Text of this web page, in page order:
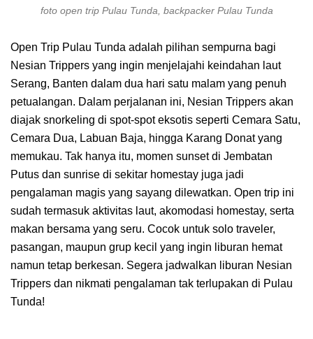
foto open trip Pulau Tunda, backpacker Pulau Tunda
Open Trip Pulau Tunda adalah pilihan sempurna bagi
Nesian Trippers yang ingin menjelajahi keindahan laut
Serang, Banten dalam dua hari satu malam yang penuh
petualangan. Dalam perjalanan ini, Nesian Trippers akan
diajak snorkeling di spot-spot eksotis seperti Cemara Satu,
Cemara Dua, Labuan Baja, hingga Karang Donat yang
memukau. Tak hanya itu, momen sunset di Jembatan
Putus dan sunrise di sekitar homestay juga jadi
pengalaman magis yang sayang dilewatkan. Open trip ini
sudah termasuk aktivitas laut, akomodasi homestay, serta
makan bersama yang seru. Cocok untuk solo traveler,
pasangan, maupun grup kecil yang ingin liburan hemat
namun tetap berkesan. Segera jadwalkan liburan Nesian
Trippers dan nikmati pengalaman tak terlupakan di Pulau
Tunda!